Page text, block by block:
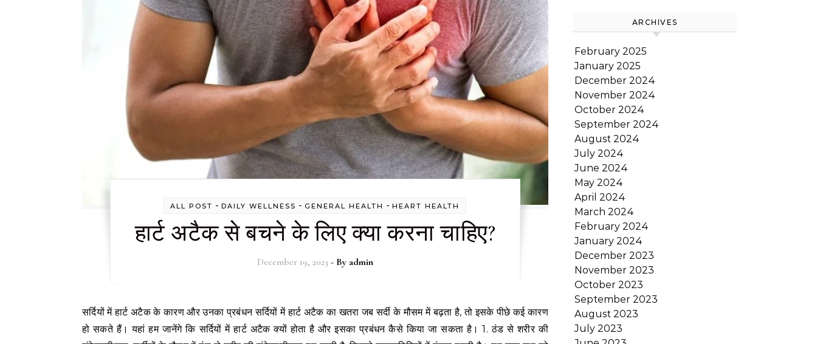
ALL POST -DAILY WELLNESS - GENERAL HEALTH -HEART HEALTH
हार्ट अटैक से बचने के लिए क्या करना चाहिए?
December 19, 2023 - By admin
सर्दियों में हार्ट अटैक के कारण और उनका प्रबंधन सर्दियों में हार्ट अटैक का खतरा जब सर्दी के मौसम में बढ़ता है, तो इसके पीछे कई कारण
हो सकते हैं। यहां हम जानेंगे कि सर्दियों में हार्ट अटैक क्यों होता है और इसका प्रबंधन कैसे किया जा सकता है। 1. ठंड से शरीर की
ARCHIVES
February 2025
January 2025
December 2024
November 2024
October 2024
September 2024
August 2024
July 2024
June 2024
May 2024
April 2024
March 2024
February 2024
January 2024
December 2023
November 2023
October 2023
September 2023
August 2023
July 2023